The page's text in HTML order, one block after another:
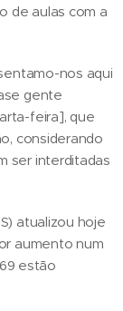
de aulas com a
nos aqui
gente
feira], que
considerando
ser interditadas
atualizou hoje
aumento num
estão